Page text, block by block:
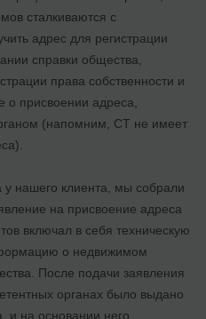
сталкиваются с
адрес для регистрации
справки общества,
права собственности и
о присвоении адреса,
(напомним, СТ не имеет
у нашего клиента, мы собрали
на присвоение адреса
включал в себя техническую
о недвижимом
После подачи заявления
органах было выдано
и на основании него